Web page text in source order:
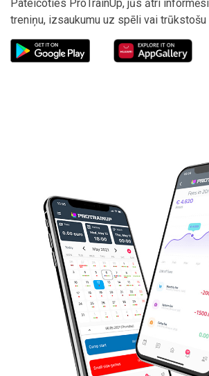
Pateicoties ProTrainUp, jūs ātri
treniņu, izsaukumu uz spēli vai trūkstošu